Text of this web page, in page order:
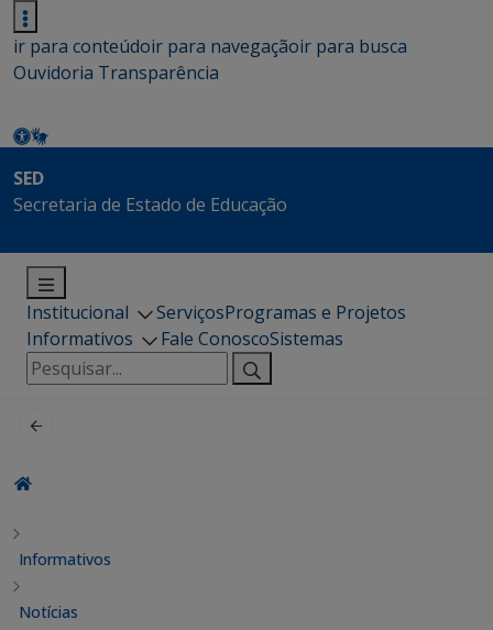
ir para conteúdoir para navegaçãoir para busca
Ouvidoria Transparência
SED
Secretaria de Estado de Educação
Institucional ServiçosProgramas e Projetos
Informativos
Fale ConoscoSistemas
Pesquisar
por:
Informativos
Notícias